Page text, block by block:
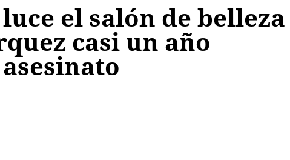
el salón de belleza
casi un año